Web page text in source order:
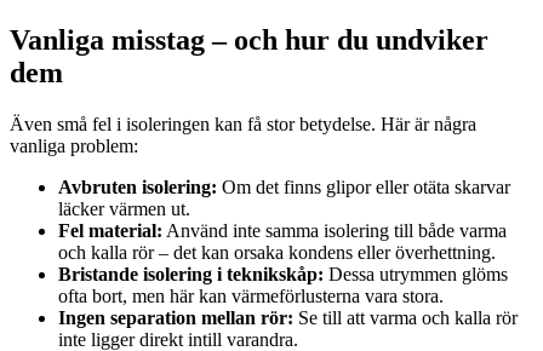
Vanliga misstag – och hur du undviker
dem
Även små fel i isoleringen kan få stor betydelse. Här är några
vanliga problem:
Avbruten isolering: Om det finns glipor eller otäta skarvar
läcker värmen ut.
Fel material: Använd inte samma isolering till både varma
och kalla rör – det kan orsaka kondens eller överhettning.
Bristande isolering i teknikskåp: Dessa utrymmen glöms
ofta bort, men här kan värmeförlusterna vara stora.
Ingen separation mellan rör: Se till att varma och kalla rör
inte ligger direkt intill varandra.